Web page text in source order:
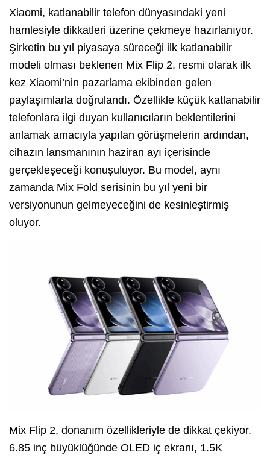
Xiaomi, katlanabilir telefon dünyasındaki yeni
hamlesiyle dikkatleri üzerine çekmeye hazırlanıyor.
Şirketin bu yıl piyasaya süreceği ilk katlanabilir
modeli olması beklenen Mix Flip 2, resmi olarak ilk
kez Xiaomi’nin pazarlama ekibinden gelen
paylaşımlarla doğrulandı. Özellikle küçük katlanabilir
telefonlara ilgi duyan kullanıcıların beklentilerini
anlamak amacıyla yapılan görüşmelerin ardından,
cihazın lansmanının haziran ayı içerisinde
gerçekleşeceği konuşuluyor. Bu model, aynı
zamanda Mix Fold serisinin bu yıl yeni bir
versiyonunun gelmeyeceğini de kesinleştirmiş
oluyor.
Mix Flip 2, donanım özellikleriyle de dikkat çekiyor.
6.85 inç büyüklüğünde OLED iç ekranı, 1.5K